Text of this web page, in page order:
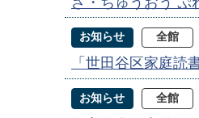
お知らせ 全館
「世田谷区家庭
お知らせ 全館